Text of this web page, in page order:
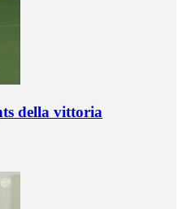
della vittoria